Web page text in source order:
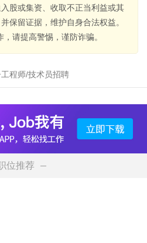
股或集资、收取不正当利益或其
保留证据，维护自身合法权益。
请提高警惕，谨防诈骗。
程师/技术员招聘
位推荐